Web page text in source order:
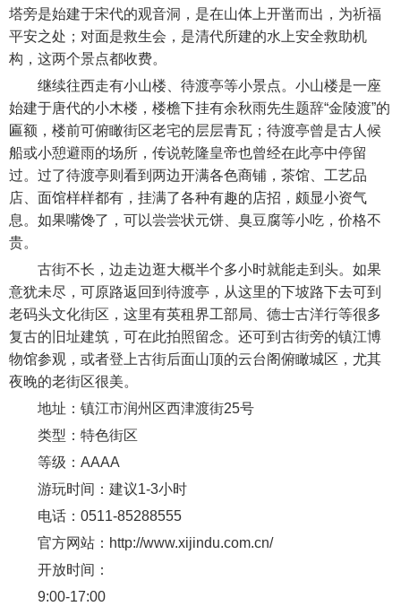
塔旁是始建于宋代的观音洞，是在山体上开凿而出，为祈福
平安之处；对面是救生会，是清代所建的水上安全救助机
构，这两个景点都收费。
继续往西走有小山楼、待渡亭等小景点。小山楼是一座
始建于唐代的小木楼，楼檐下挂有余秋雨先生题辞“金陵渡”的
匾额，楼前可俯瞰街区老宅的层层青瓦；待渡亭曾是古人候
船或小憩避雨的场所，传说乾隆皇帝也曾经在此亭中停留
过。过了待渡亭则看到两边开满各色商铺，茶馆、工艺品
店、面馆样样都有，挂满了各种有趣的店招，颇显小资气
息。如果嘴馋了，可以尝尝状元饼、臭豆腐等小吃，价格不
贵。
古街不长，边走边逛大概半个多小时就能走到头。如果
意犹未尽，可原路返回到待渡亭，从这里的下坡路下去可到
老码头文化街区，这里有英租界工部局、德士古洋行等很多
复古的旧址建筑，可在此拍照留念。还可到古街旁的镇江博
物馆参观，或者登上古街后面山顶的云台阁俯瞰城区，尤其
夜晚的老街区很美。
地址：镇江市润州区西津渡街25号
类型：特色街区
等级：AAAA
游玩时间：建议1-3小时
电话：0511-85288555
官方网站：http://www.xijindu.com.cn/
开放时间：
9:00-17:00